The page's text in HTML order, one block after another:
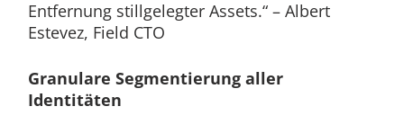
Entfernung stillgelegter Assets.“ – Albert
Estevez, Field CTO
Granulare Segmentierung aller
Identitäten